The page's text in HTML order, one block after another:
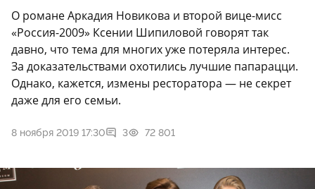
О романе Аркадия Новикова и второй вице-мисс
«Россия-2009» Ксении Шипиловой говорят так
давно, что тема для многих уже потеряла интерес.
За доказательствами охотились лучшие папарацци.
Однако, кажется, измены ресторатора — не секрет
даже для его семьи.
8 ноября 2019 17:30 3 72 801